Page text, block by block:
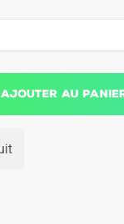
Ajouter au